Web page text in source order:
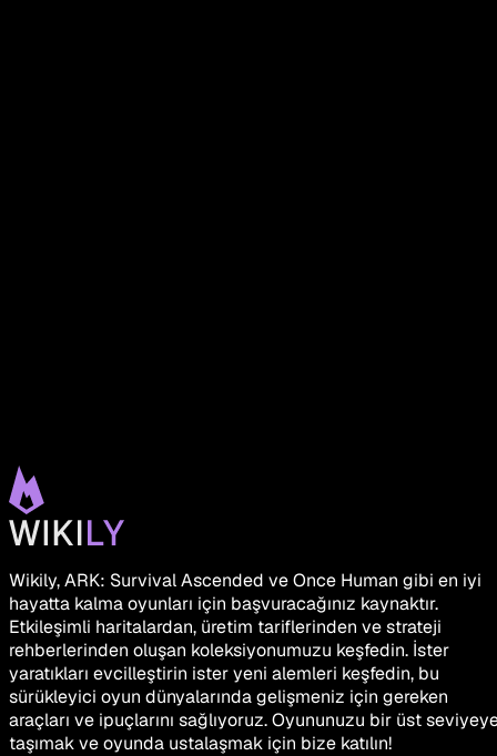
Wikily, ARK: Survival Ascended ve Once Human gibi en iyi
hayatta kalma oyunları için başvuracağınız kaynaktır.
Etkileşimli haritalardan, üretim tariflerinden ve strateji
rehberlerinden oluşan koleksiyonumuzu keşfedin. İster
yaratıkları evcilleştirin ister yeni alemleri keşfedin, bu
sürükleyici oyun dünyalarında gelişmeniz için gereken
araçları ve ipuçlarını sağlıyoruz. Oyununuzu bir üst
taşımak ve oyunda ustalaşmak için bize katılın!